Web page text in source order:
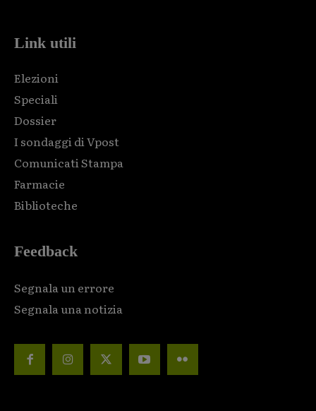
Link utili
Elezioni
Speciali
Dossier
I sondaggi di Vpost
Comunicati Stampa
Farmacie
Biblioteche
Feedback
Segnala un errore
Segnala una notizia